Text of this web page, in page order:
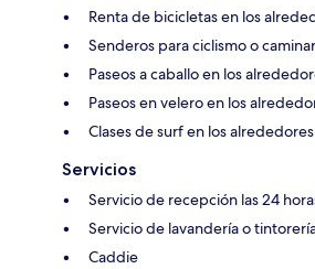
Renta de bicicletas en los
Senderos para ciclismo o
Paseos a caballo en los
Paseos en velero en los
Clases de surf en los alrededores
Servicios
Servicio de recepción las 24
Servicio de lavandería o
Caddie